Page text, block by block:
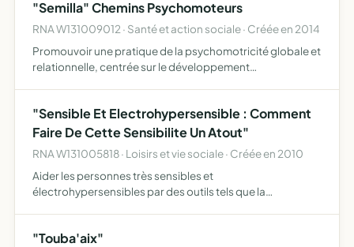
"Semilla" Chemins Psychomoteurs
RNA W131009012 · Santé et action sociale · Créée en 2014
Promouvoir une pratique de la psychomotricité globale et
relationnelle, centrée sur le développement
association prop…
"Sensible Et Electrohypersensible : Comment
Faire De Cette Sensibilite Un Atout"
RNA W131005818 · Loisirs et vie sociale · Créée en 2010
Aider les personnes très sensibles et
électrohypersensibles par des outils tels que la
"Touba'aix"